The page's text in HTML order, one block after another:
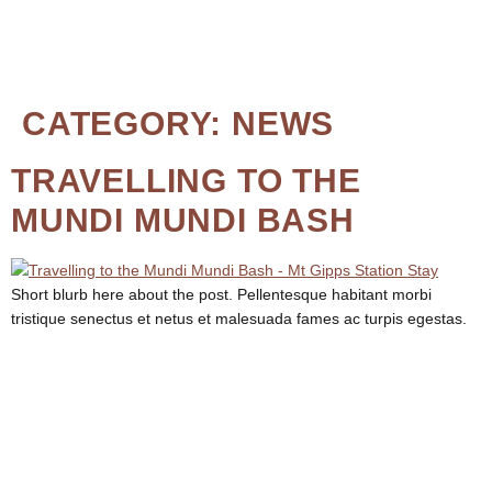
CATEGORY: NEWS
TRAVELLING TO THE
MUNDI MUNDI BASH
Short blurb here about the post. Pellentesque habitant morbi
tristique senectus et netus et malesuada fames ac turpis egestas.